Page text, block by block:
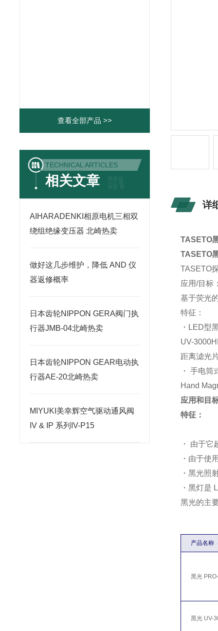
查看全部产品 >>
TECHNICAL ARTICLES
相关文章
AIHARADENKI相原电机三相双
绕组绝缘变压器 北崎热卖
做好这几步维护，降低 AND 仪
器返修概率
日本齿轮NIPPON GERA阀门执
行器JMB-04北崎热卖
日本齿轮NIPPON GEAR电动执
行器AE-20北崎热卖
MIYUKI美幸辉空气驱动通风阀
IV & IP 系列IV-P15
详
TASETO
TASETO
TASETO
应用/目标
基于荧光
特征：
・LED型
UV-
距离滤光
・ 手电
Hand
应用和目
特征：
・ 由于
・由于使
・黑光照
・黑灯是
黑光的主
产品名称
黑光
黑光 UV-